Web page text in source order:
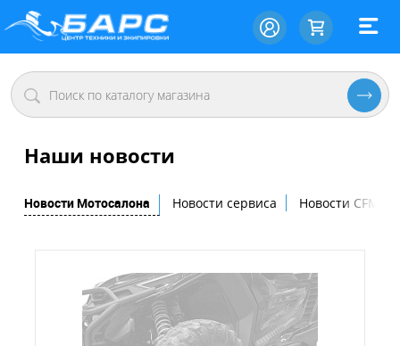
Наши новости
Новости Мотосалона Новости сервиса Новости